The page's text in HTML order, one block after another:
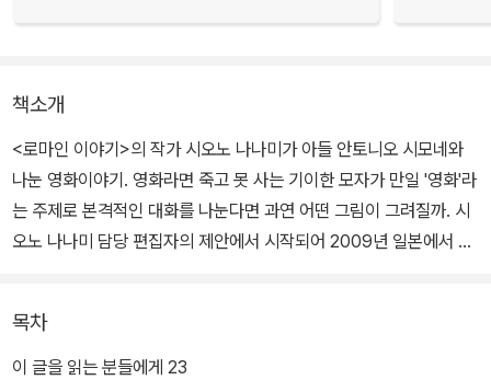
책소개
<로마인 이야기>의 작가 시오노 나나미가 아들 안토니오 시모네와
나눈 영화이야기. 영화라면 죽고 못 사는 기이한 모자가 만일 '영화'라
는 주제로 본격적인 대화를 나눈다면 과연 어떤 그림이 그려질까. 시
오노 나나미 담당 편집자의 제안에서 시작되어 2009년 일본에서 펴
광적일 정도로 영화를 사랑하는 시오노 나나미. 어머니의 취향을 고
목차
이 글을 읽는 분들에게 23